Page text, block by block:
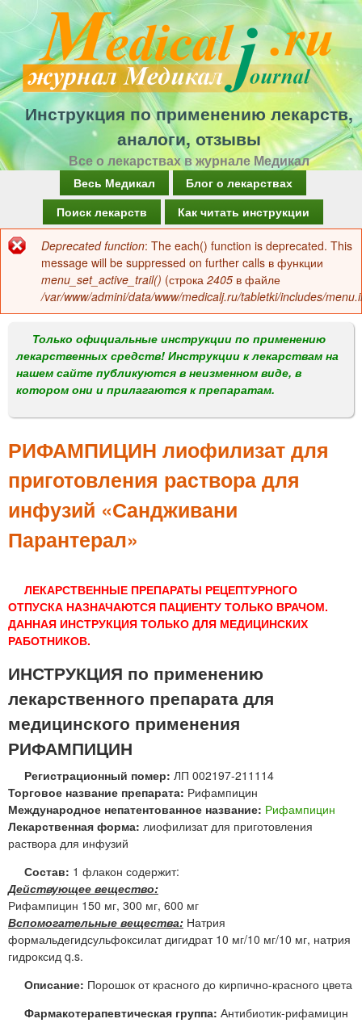
Перейти
к
основному
содержанию
Инструкция по применению лекарств,
аналоги, отзывы
Все о лекарствах в журнале Медикал
а
в
о
м
е
н
Весь Медикал
Блог о лекарствах
Поиск лекарств
Как читать инструкции
Сообщение
об
ошибке
Deprecated function: The each() function is deprecated. This
message will be suppressed on further calls в функции
menu_set_active_trail() (строка 2405 в файле
/var/www/admini/data/www/medicalj.ru/tabletki/includes/
Только официальные инструкции по применению
лекарственных средств! Инструкции к лекарствам на
нашем сайте публикуются в неизменном виде, в
котором они и прилагаются к препаратам.
РИФАМПИЦИН лиофилизат для
приготовления раствора для
инфузий «Сандживани
Парантерал»
ЛЕКАРСТВЕННЫЕ ПРЕПАРАТЫ РЕЦЕПТУРНОГО
ОТПУСКА НАЗНАЧАЮТСЯ ПАЦИЕНТУ ТОЛЬКО ВРАЧОМ.
ДАННАЯ ИНСТРУКЦИЯ ТОЛЬКО ДЛЯ МЕДИЦИНСКИХ
РАБОТНИКОВ.
ИНСТРУКЦИЯ по применению
лекарственного препарата для
медицинского применения
РИФАМПИЦИН
Регистрационный помер: ЛП 002197-211114
Торговое название препарата: Рифампицин
Международное непатентованное название: Рифампицин
Лекарственная форма: лиофилизат для приготовления
раствора для инфузий
Состав: 1 флакон содержит:
Действующее вещество:
Рифампицин 150 мг, 300 мг, 600 мг
Вспомогательные вещества: Натрия
формальдегидсульфоксилат дигидрат 10 мг/10 мг/10 мг, натрия
гидроксид q.s.
Описание: Порошок от красного до кирпично-красного цвета
Фармакотерапевтическая группа: Антибиотик-рифамицин